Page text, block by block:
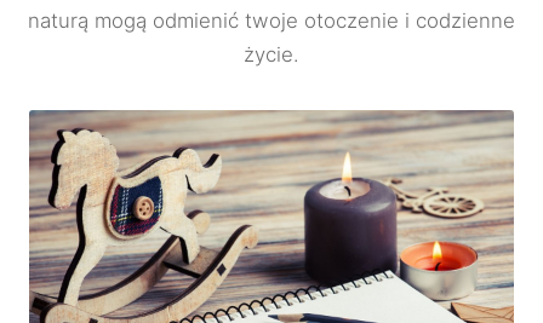
naturą mogą odmienić twoje otoczenie i codzienne
życie.